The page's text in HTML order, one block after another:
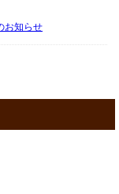
お知らせ